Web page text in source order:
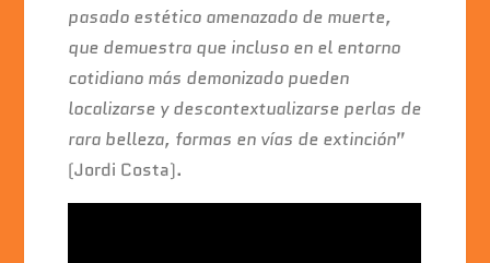
pasado estético amenazado de muerte,
que demuestra que incluso en el entorno
cotidiano más demonizado pueden
localizarse y descontextualizarse perlas de
rara belleza, formas en vías de extinción”
(Jordi Costa).